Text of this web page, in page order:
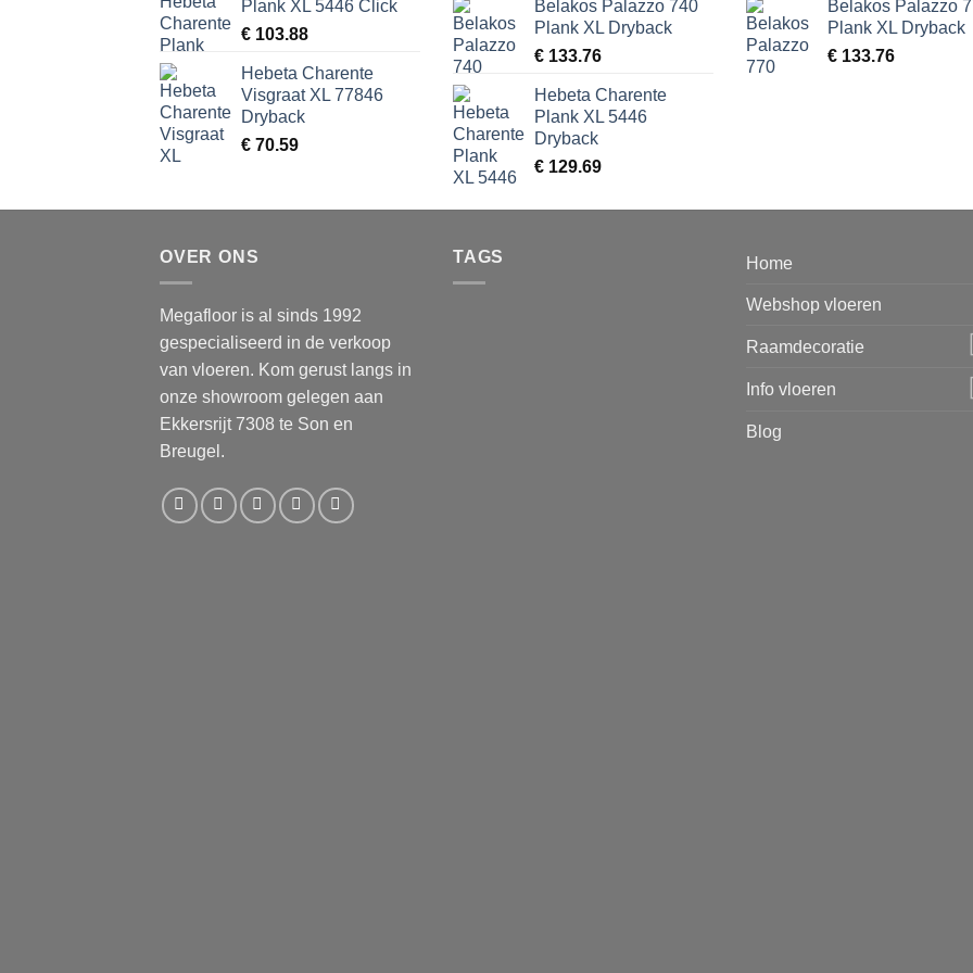
Plank XL 5446 Click
€ 103.88
Hebeta Charente
Visgraat XL 77846
Dryback
€ 70.59
Belakos Palazzo 740
Plank XL Dryback
€ 133.76
Hebeta Charente
Plank XL 5446
Dryback
€ 129.69
Belakos Palazzo
Plank XL Dryback
€ 133.76
OVER ONS
Megafloor is al sinds 1992
gespecialiseerd in de verkoop
van vloeren. Kom gerust langs in
onze showroom gelegen aan
Ekkersrijt 7308 te Son en
Breugel.
TAGS Home
Webshop vloeren
Raamdecoratie
Info vloeren
Blog